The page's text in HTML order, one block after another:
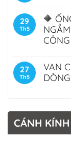
29
Th5
🔶
27
Th5
VAN
CÁNH